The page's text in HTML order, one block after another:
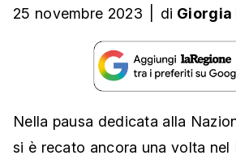
25 novembre 2023 di Giorgia
Nella pausa dedicata alla
si è recato ancora una volta nel